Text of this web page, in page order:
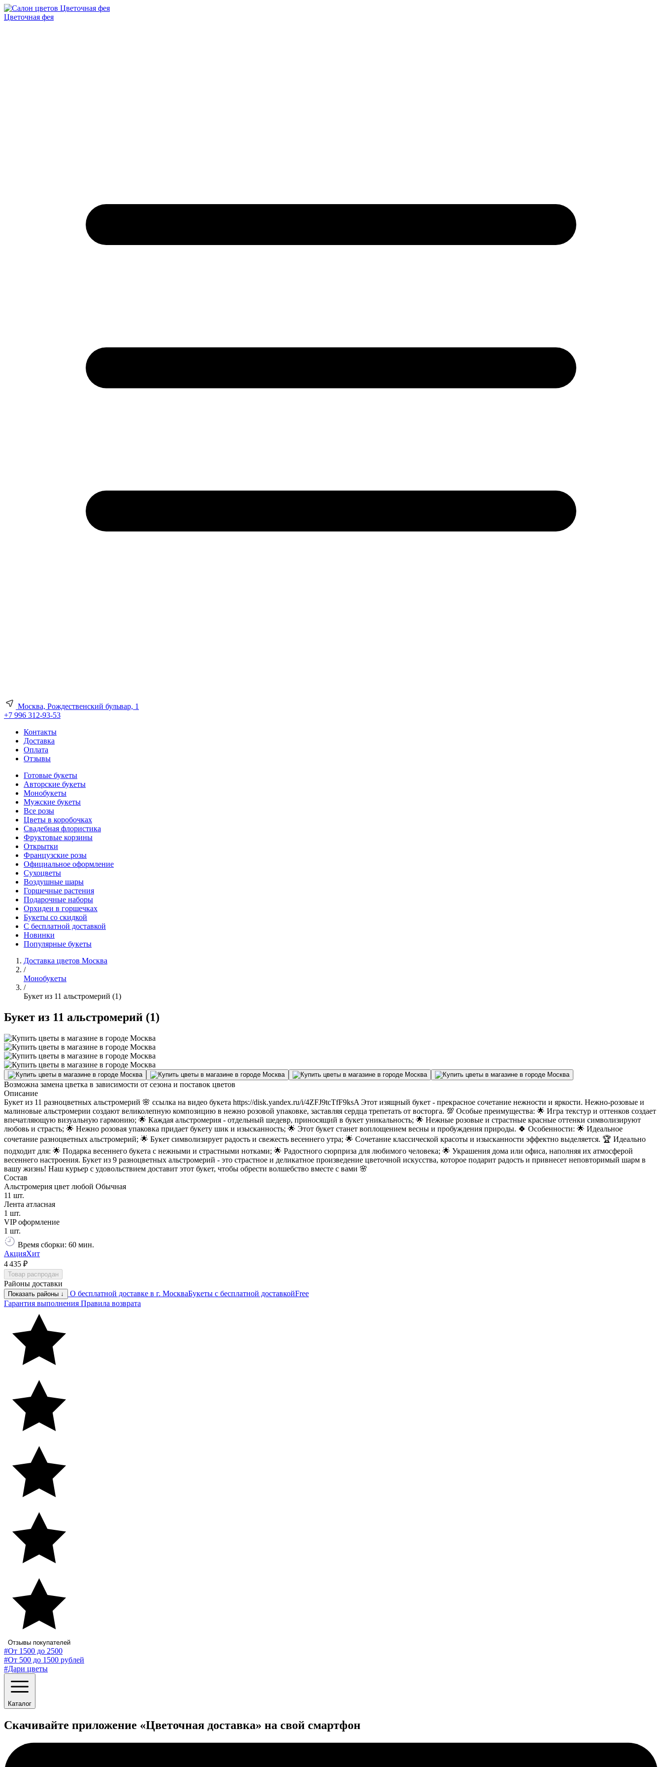
Цветочная фея
Москва, Рождественский бульвар, 1
+7 996 312-93-53
Контакты
Доставка
Оплата
Отзывы
Готовые букеты
Авторские букеты
Монобукеты
Мужские букеты
Все розы
Цветы в коробочках
Свадебная флористика
Фруктовые корзины
Открытки
Французские розы
Официальное оформление
Сухоцветы
Воздушные шары
Горшечные растения
Подарочные наборы
Орхидеи в горшечках
Букеты со скидкой
С бесплатной доставкой
Новинки
Популярные букеты
Доставка цветов Москва
/
Монобукеты
/
Букет из 11 альстромерий (1)
Букет из 11 альстромерий (1)
Возможна замена цветка в зависимости от сезона и поставок цветов
Описание
Букет из 11 разноцветных альстромерий 🌸 ссылка на видео букета https://disk.yandex.ru/i/4ZFJ9tcTfF9ksA Этот изящный букет - прекрасное сочетание нежности и яркости. Нежно-розовые и
малиновые альстромерии создают великолепную композицию в нежно розовой упаковке, заставляя сердца трепетать от восторга. 💯 Особые преимущества: 🌟 Игра текстур и оттенков создает
впечатляющую визуальную гармонию; 🌟 Каждая альстромерия - отдельный шедевр, приносящий в букет уникальность; 🌟 Нежные розовые и страстные красные оттенки символизируют
любовь и страсть; 🌟 Нежно розовая упаковка придает букету шик и изысканность; 🌟 Этот букет станет воплощением весны и пробуждения природы. 🍀 Особенности: 🌟 Идеальное
сочетание разноцветных альстромерий; 🌟 Букет символизирует радость и свежесть весеннего утра; 🌟 Сочетание классической красоты и изысканности эффектно выделяется. 🏆 Идеально
подходит для: 🌟 Подарка весеннего букета с нежными и страстными нотками; 🌟 Радостного сюрприза для любимого человека; 🌟 Украшения дома или офиса, наполняя их атмосферой
весеннего настроения. Букет из 9 разноцветных альстромерий - это страстное и деликатное произведение цветочной искусства, которое подарит радость и привнесет неповторимый шарм в
вашу жизнь! Наш курьер с удовольствием доставит этот букет, чтобы обрести волшебство вместе с вами 🌸
Состав
Альстромерия цвет любой Обычная
11 шт.
Лента атласная
1 шт.
VIP оформление
1 шт.
Время сборки: 60 мин.
АкцияХит
4 435 ₽
Товар распродан
Районы доставки
Показать районы ↓ О бесплатной доставке в г. МоскваБукеты с бесплатной доставкойFree
Гарантия выполнения Правила возврата
Отзывы покупателей
#От 1500 до 2500
#От 500 до 1500 рублей
#Дари цветы
Каталог
Скачивайте приложение «Цветочная доставка» на свой смартфон